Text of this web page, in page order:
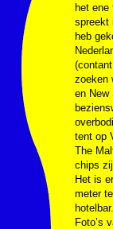
het
spreekt
heb
zoeken
en New
tent op
The
chips
Het is
meter
Foto’s